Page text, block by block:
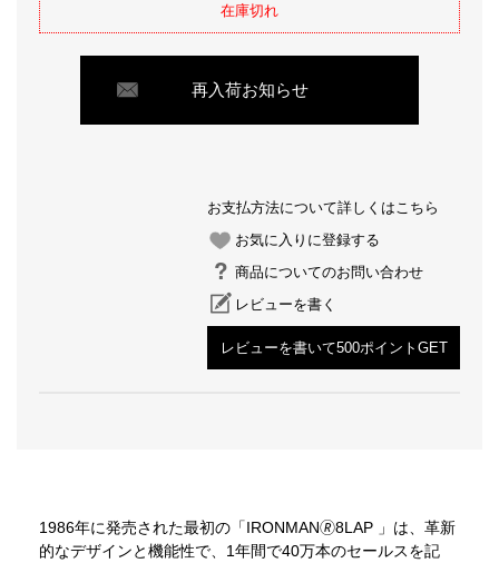
在庫切れ
再入荷お知らせ
お支払方法について詳しくはこちら
お気に入りに登録する
商品についてのお問い合わせ
レビューを書く
レビューを書いて500ポイントGET
1986年に発売された最初の「IRONMAN🄬8LAP 」は、革新
的なデザインと機能性で、1年間で40万本のセールスを記